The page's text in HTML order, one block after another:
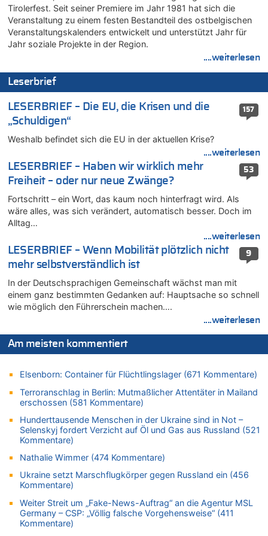
brechen [Fragen & Antworten]
05.08.2026 - 19:21 von Hugo Egon Bernhard von Sinnen zu
Mehrere Menschen in Londons City niedergestochen
05.08.2026 - 19:17 von Pierre zu
Mehrere Menschen in Londons City niedergestochen
05.08.2026 - 19:16 von Mungo zu
05.08.2026 - 19:16 von Hugo Egon Bernhard von Sinnen zu
Wasserstand des Rheins in NRW so niedrig wie noch nie
05.08.2026 - 19:11 von Carine zu
05.08.2026 - 19:09 von Carine zu
Wie kam es zur Ceuta-Krise?
Wasserstand des Rheins in NRW so niedrig wie noch nie
05.08.2026 - 18:35 von Der Patriot zu
Wasserstand des Rheins in NRW so niedrig wie noch nie
05.08.2026 - 18:31 von Der Patriot zu
Mehrere Menschen in Londons City niedergestochen
05.08.2026 - 18:10 von Ach zu
Wasserstand des Rheins in NRW so niedrig wie noch nie
05.08.2026 - 17:32 von Peter G zu
Mehrere Menschen in Londons City niedergestochen
05.08.2026 - 17:19 von Chips zu
Wasserstand des Rheins in NRW so niedrig wie noch nie
Wasserstand des Rheins in NRW so niedrig wie noch nie
05.08.2026 - 17:05 von Dax zu
Wie kam es zur Ceuta-Krise?
05.08.2026 - 17:00 von Chips zu
Wasserstand des Rheins in NRW so niedrig wie noch nie
Wie kam es zur Ceuta-Krise?
05.08.2026 - 16:51 von Chips zu
Es gibt mmer mehr Fälle von Fahrerflucht in Belgien –
Fußgänger und Radfahrer sind die häufigsten Opfer
05.08.2026 - 16:47 von Hugo Egon Bernhard von Sinnen zu
Wasserstand des Rheins in NRW so niedrig wie noch nie
Tirolerfest. Seit seiner Premiere im Jahr 1981 hat sich die
Veranstaltung zu einem festen Bestandteil des ostbelgischen
Veranstaltungskalenders entwickelt und unterstützt Jahr für
Jahr soziale Projekte in der Region.
....weiterlesen
Leserbrief
157
LESERBRIEF – Die EU, die Krisen und die
„Schuldigen“
Weshalb befindet sich die EU in der aktuellen Krise?
....weiterlesen
53
LESERBRIEF – Haben wir wirklich mehr
Freiheit – oder nur neue Zwänge?
Fortschritt – ein Wort, das kaum noch hinterfragt wird. Als
wäre alles, was sich verändert, automatisch besser. Doch im
Alltag…
....weiterlesen
9
LESERBRIEF – Wenn Mobilität plötzlich nicht
mehr selbstverständlich ist
In der Deutschsprachigen Gemeinschaft wächst man mit
einem ganz bestimmten Gedanken auf: Hauptsache so schnell
wie möglich den Führerschein machen….
....weiterlesen
Am meisten kommentiert
Elsenborn: Container für Flüchtlingslager (671 Kommentare)
Terroranschlag in Berlin: Mutmaßlicher Attentäter in Mailand
erschossen (581 Kommentare)
Hunderttausende Menschen in der Ukraine sind in Not –
Selenskyj fordert Verzicht auf Öl und Gas aus Russland (521
Kommentare)
Nathalie Wimmer (474 Kommentare)
Ukraine setzt Marschflugkörper gegen Russland ein (456
Kommentare)
Weiter Streit um „Fake-News-Auftrag“ an die Agentur MSL
Germany – CSP: „Völlig falsche Vorgehensweise“ (411
Kommentare)